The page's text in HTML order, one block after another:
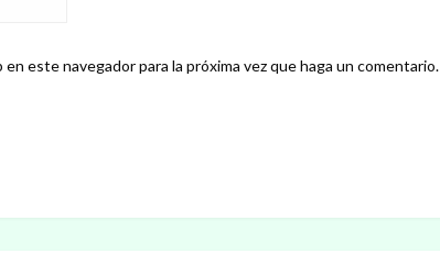
este navegador para la próxima vez que haga un comentario.